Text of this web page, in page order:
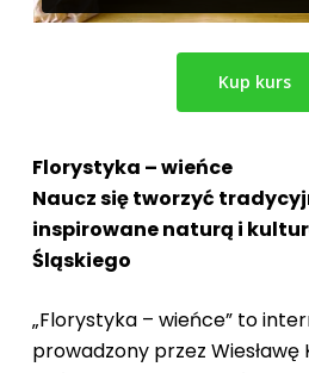
Kup kurs
Florystyka – wieńce
Naucz się tworzyć
inspirowane naturą i
Śląskiego
„Florystyka – wieńce” to
prowadzony przez Wiesławę